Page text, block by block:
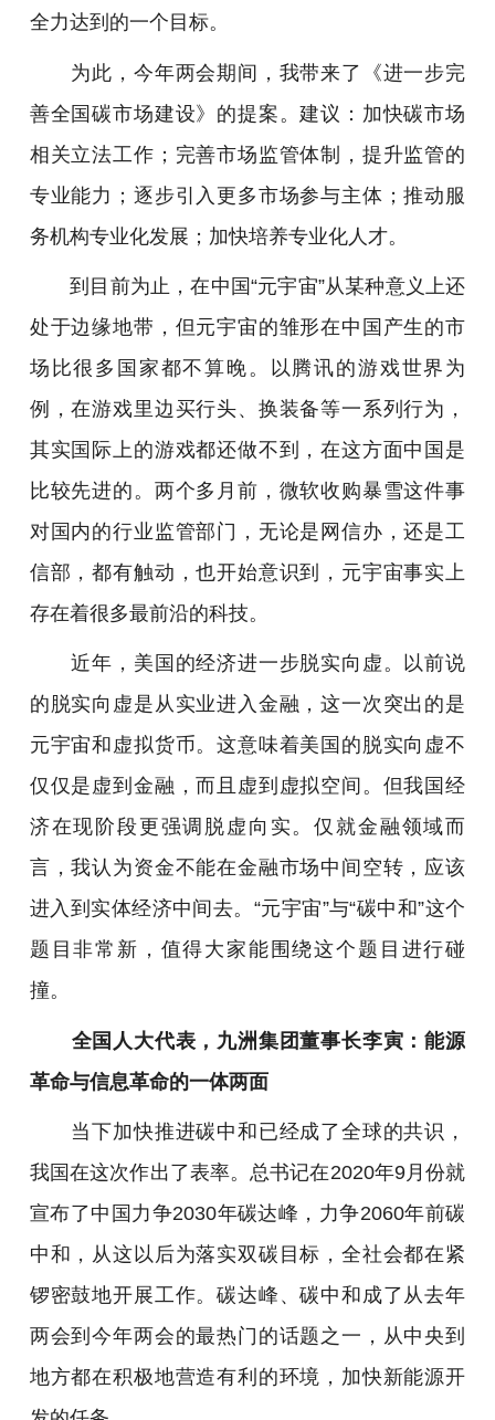
全力达到的一个目标。
为此，今年两会期间，我带来了《进一步完
善全国碳市场建设》的提案。建议：加快碳市场
相关立法工作；完善市场监管体制，提升监管的
专业能力；逐步引入更多市场参与主体；推动服
务机构专业化发展；加快培养专业化人才。
到目前为止，在中国“元宇宙”从某种意义上还
处于边缘地带，但元宇宙的雏形在中国产生的市
场比很多国家都不算晚。以腾讯的游戏世界为
例，在游戏里边买行头、换装备等一系列行为，
其实国际上的游戏都还做不到，在这方面中国是
比较先进的。两个多月前，微软收购暴雪这件事
对国内的行业监管部门，无论是网信办，还是工
信部，都有触动，也开始意识到，元宇宙事实上
存在着很多最前沿的科技。
近年，美国的经济进一步脱实向虚。以前说
的脱实向虚是从实业进入金融，这一次突出的是
元宇宙和虚拟货币。这意味着美国的脱实向虚不
仅仅是虚到金融，而且虚到虚拟空间。但我国经
济在现阶段更强调脱虚向实。仅就金融领域而
言，我认为资金不能在金融市场中间空转，应该
进入到实体经济中间去。“元宇宙”与“碳中和”这个
题目非常新，值得大家能围绕这个题目进行碰
撞。
全国人大代表，九洲集团董事长李寅：能源
革命与信息革命的一体两面
当下加快推进碳中和已经成了全球的共识，
我国在这次作出了表率。总书记在2020年9月份就
宣布了中国力争2030年碳达峰，力争2060年前碳
中和，从这以后为落实双碳目标，全社会都在紧
锣密鼓地开展工作。碳达峰、碳中和成了从去年
两会到今年两会的最热门的话题之一，从中央到
地方都在积极地营造有利的环境，加快新能源开